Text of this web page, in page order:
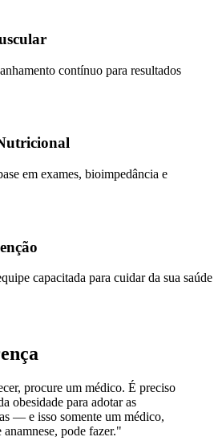
contínuo para resultados
em exames, bioimpedância e
capacitada para cuidar da sua saúde
procure um médico. É preciso
obesidade para adotar as
— e isso somente um médico,
anamnese, pode fazer."